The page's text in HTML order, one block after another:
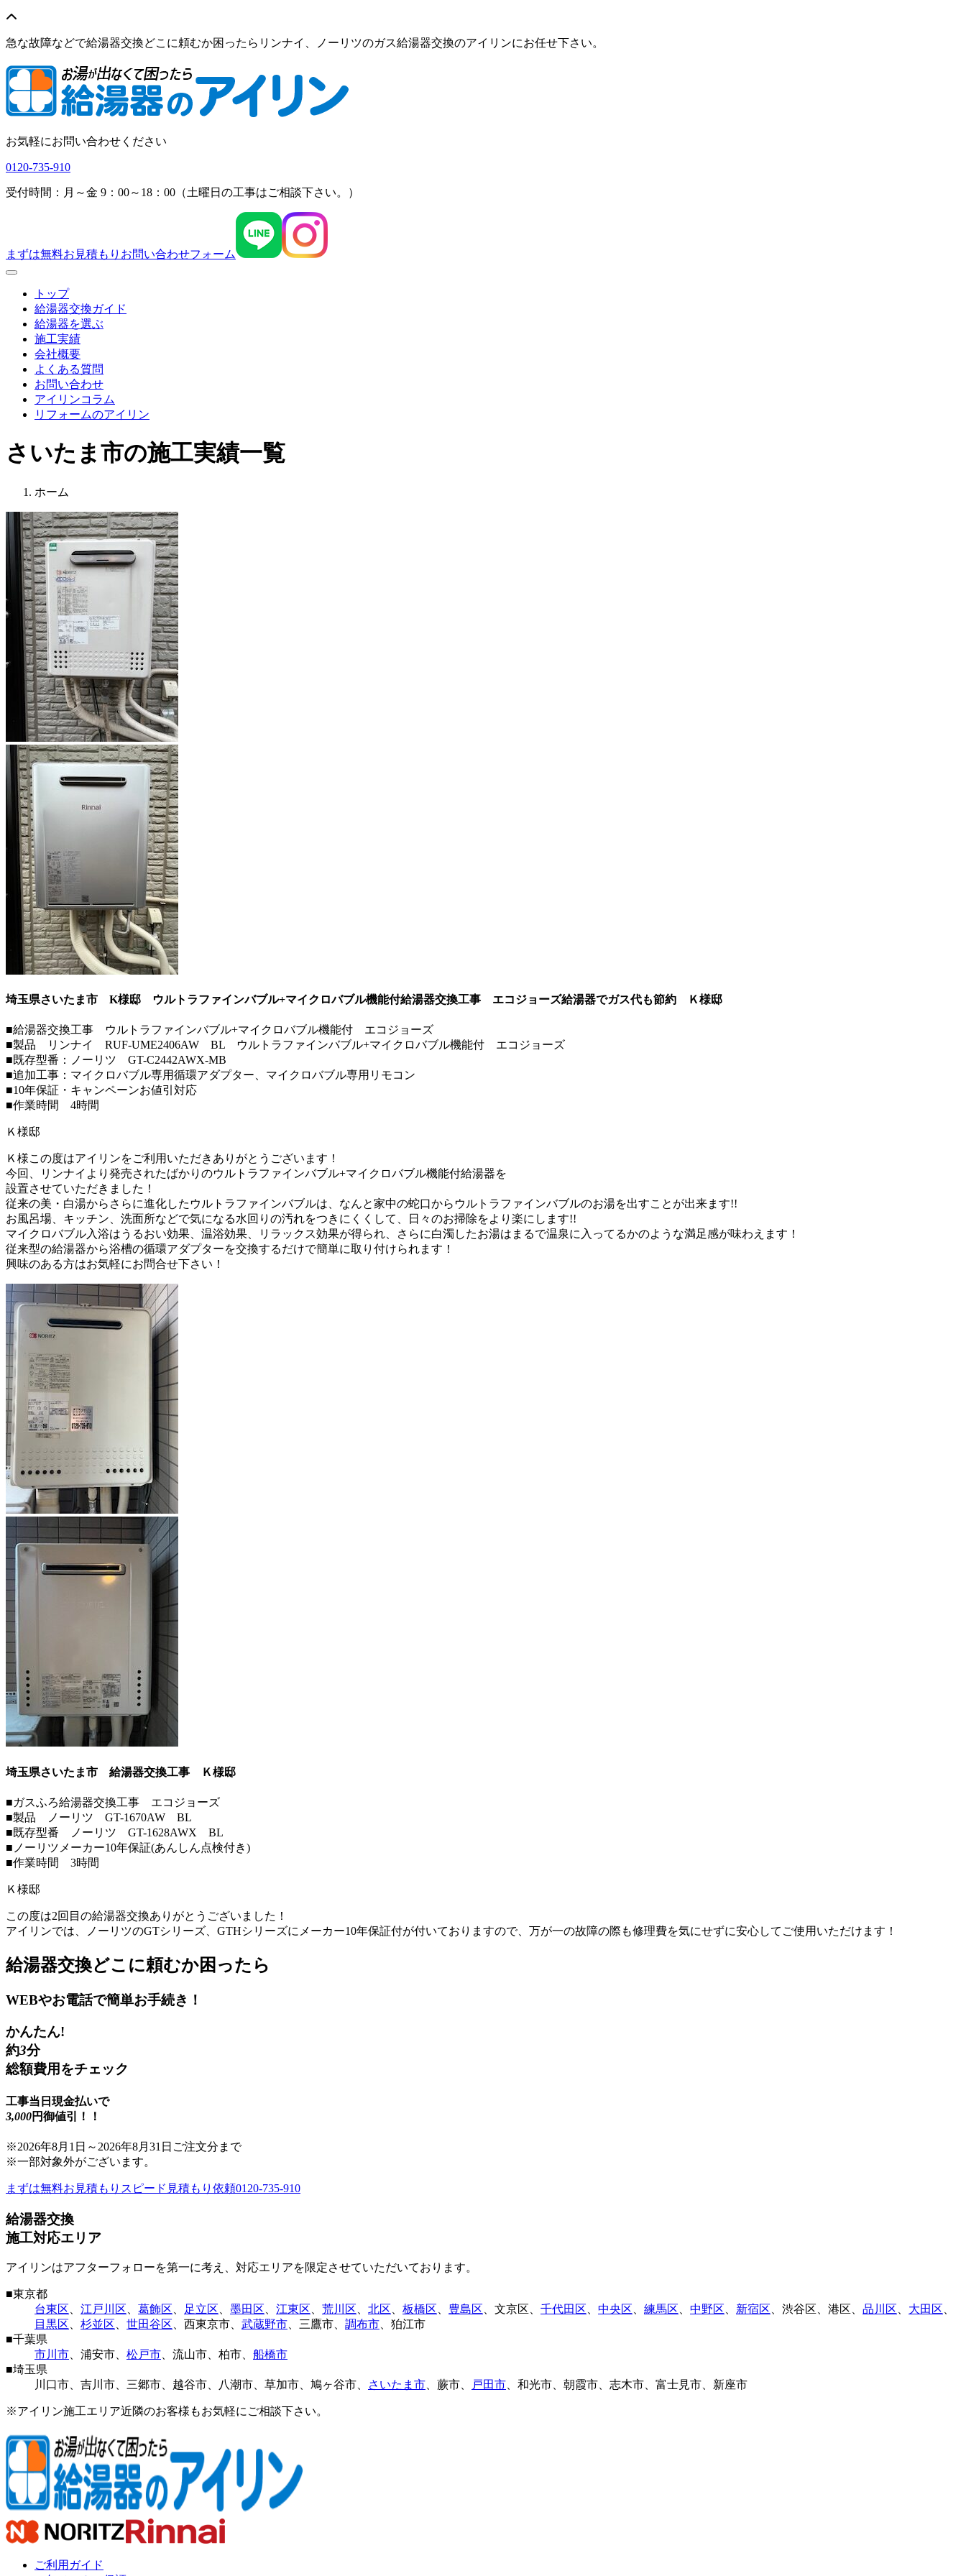
急な故障などで給湯器交換どこに頼むか困ったらリンナイ、ノーリツのガス給湯器交換のアイリンにお任せ下さい。
お気軽にお問い合わせください
0120-735-910
受付時間：月～金 9：00～18：00（土曜日の工事はご相談下さい。）
まずは無料お見積もり お問い合わせフォーム
Menu
トップ
給湯器交換ガイド
給湯器を選ぶ
施工実績
会社概要
よくある質問
お問い合わせ
アイリンコラム
リフォームのアイリン
さいたま市の施工実績一覧
ホーム
埼玉県さいたま市 K様邸 ウルトラファインバブル+マイクロバブル機能付給湯器交換工事 エコジョーズ給湯器でガス代も節約 Ｋ様邸
■給湯器交換工事 ウルトラファインバブル+マイクロバブル機能付 エコジョーズ
■製品 リンナイ RUF-UME2406AW BL ウルトラファインバブル+マイクロバブル機能付 エコジョーズ
■既存型番：ノーリツ GT-C2442AWX-MB
■追加工事：マイクロバブル専用循環アダプター、マイクロバブル専用リモコン
■10年保証・キャンペーンお値引対応
■作業時間 4時間
Ｋ様邸
Ｋ様この度はアイリンをご利用いただきありがとうございます！
今回、リンナイより発売されたばかりのウルトラファインバブル+マイクロバブル機能付給湯器を
設置させていただきました！
従来の美・白湯からさらに進化したウルトラファインバブルは、なんと家中の蛇口からウルトラファインバブルのお湯を出すことが出来ます!!
お風呂場、キッチン、洗面所などで気になる水回りの汚れをつきにくくして、日々のお掃除をより楽にします!!
マイクロバブル入浴はうるおい効果、温浴効果、リラックス効果が得られ、さらに白濁したお湯はまるで温泉に入ってるかのような満足感が味わえます！
従来型の給湯器から浴槽の循環アダプターを交換するだけで簡単に取り付けられます！
興味のある方はお気軽にお問合せ下さい！
埼玉県さいたま市 給湯器交換工事 Ｋ様邸
■ガスふろ給湯器交換工事 エコジョーズ
■製品 ノーリツ GT-1670AW BL
■既存型番 ノーリツ GT-1628AWX BL
■ノーリツメーカー10年保証(あんしん点検付き)
■作業時間 3時間
Ｋ様邸
この度は2回目の給湯器交換ありがとうございました！
アイリンでは、ノーリツのGTシリーズ、GTHシリーズにメーカー10年保証付が付いておりますので、万が一の故障の際も修理費を気にせずに安心してご使用いただけます！
給湯器交換どこに頼むか困ったら
WEBやお電話で簡単お手続き！
かんたん!
約3分
総額費用をチェック
工事当日現金払いで
3,000円御値引！！
※2026年8月1日 ～ 2026年8月31日 ご注文分まで
※一部対象外がございます。
まずは無料お見積もり スピード見積もり依頼0120-735-910
給湯器交換
施工対応エリア
アイリンはアフターフォローを第一に考え、対応エリアを限定させていただいております。
■東京都
台東区、 江戸川区、 葛飾区、 足立区、 墨田区、 江東区、 荒川区、 北区、 板橋区、 豊島区、 文京区、 千代田区、 中央区、 練馬区、 中野区、 新宿区、 渋谷区、 港区、 品川区、 大田区、
目黒区、 杉並区、 世田谷区、 西東京市、 武蔵野市、 三鷹市、 調布市、 狛江市
■千葉県
市川市、 浦安市、 松戸市、 流山市、 柏市、 船橋市
■埼玉県
川口市、 吉川市、 三郷市、 越谷市、 八潮市、 草加市、 鳩ヶ谷市、 さいたま市、 蕨市、 戸田市、 和光市、 朝霞市、 志木市、 富士見市、 新座市
※アイリン施工エリア近隣のお客様もお気軽にご相談下さい。
ご利用ガイド